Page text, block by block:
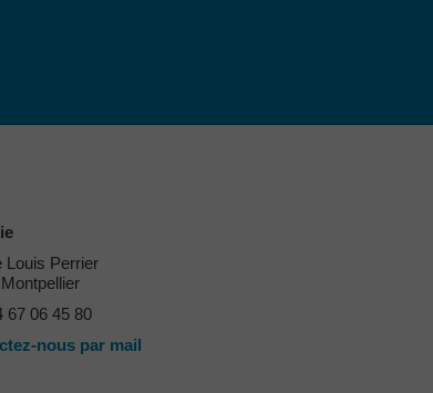
Louis Perrier
67 06 45 80
nous par mail